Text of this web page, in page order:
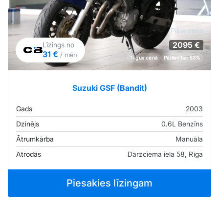
Līzings no
31 € / mēn
Pilna cena
2095 €
Tirgus cenā Pārliecība: 53%
Suzuki GSF (Bandit)
Gads
2003
Dzinējs
0.6L Benzīns
Ātrumkārba
Manuāla
Atrodās
Dārzciema iela 58, Rīga
Piesakies līzingam